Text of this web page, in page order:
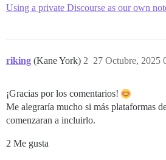
Using a private Discourse as our own
riking (Kane York) 27 Octubre, 2025
2
¡Gracias por los comentarios!
Me alegraría mucho si más plataformas
comenzaran a incluirlo.
2 Me gusta